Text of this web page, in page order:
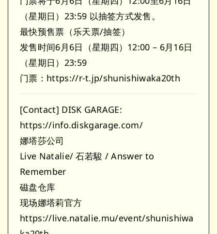
（星期日）23:59 以抽签方式发售。
最快预售票（乐天票/抽签）
发售时间6月6日（星期四）12:00 – 6月16日
（星期日）23:59
门票：https://r-t.jp/shunishiwaka20th
[Contact] DISK GARAGE:
https://info.diskgarage.com/
娜塔莎公司
Live Natalie/ 石若駿 / Answer to
Remember
磁盘仓库
现场娜塔莉官方
https://live.natalie.mu/event/shunishiwa